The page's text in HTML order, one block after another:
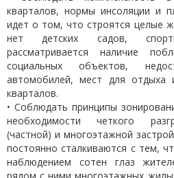
кварталов, нормы инсоляции и
идет о том, что строятся целые
нет детских садов,
рассматривается наличие
социальных объектов,
автомобилей, мест для отдыха
кварталов.
• Соблюдать принципы
необходимости четкого
(частной) и многоэтажной
постоянно сталкиваются с тем,
наблюдением сотен глаз